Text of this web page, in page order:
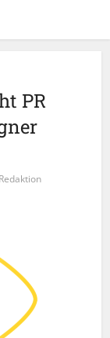
PR
Redaktion